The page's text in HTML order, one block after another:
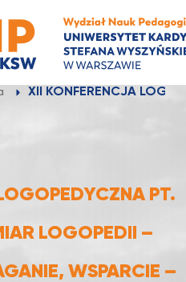
XII KONFERENCJA
PT.
LOGOPEDII –
WSPARCIE –